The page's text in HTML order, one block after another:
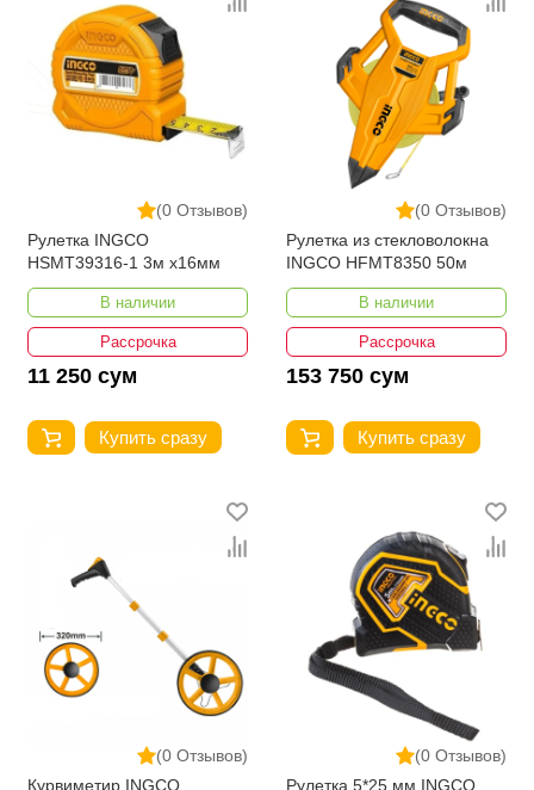
(0 Отзывов)
Рулетка INGCO
HSMT39316-1 3м x16мм
В наличии
Рассрочка
11 250 сум
Купить сразу
(0 Отзывов)
Рулетка из стекловолокна
INGCO HFMT8350 50м
В наличии
Рассрочка
153 750 сум
Купить сразу
(0 Отзывов)
Курвиметир INGCO
(0 Отзывов)
Рулетка 5*25 мм INGCO